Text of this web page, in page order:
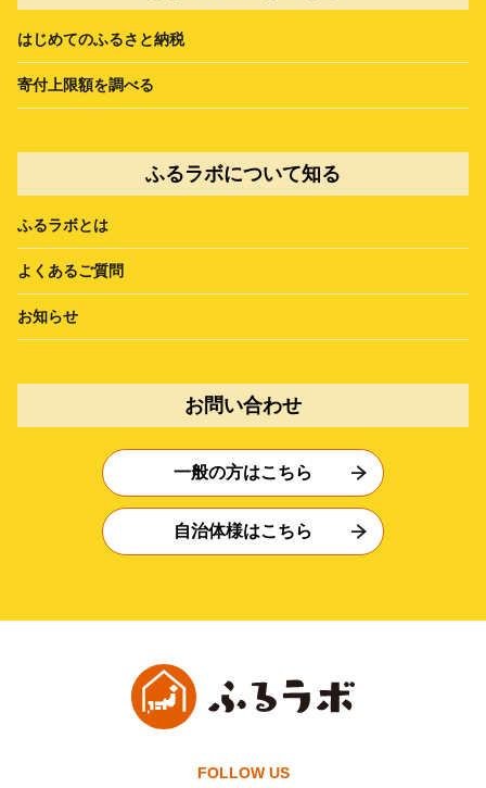
はじめてのふるさと納税
寄付上限額を調べる
ふるラボについて知る
ふるラボとは
よくあるご質問
お知らせ
お問い合わせ
一般の方はこちら
自治体様はこちら
FOLLOW US